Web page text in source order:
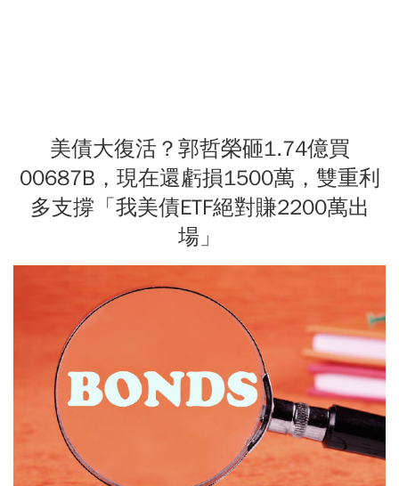
美債大復活？郭哲榮砸1.74億買
00687B，現在還虧損1500萬，雙重利
多支撐「我美債ETF絕對賺2200萬出
場」